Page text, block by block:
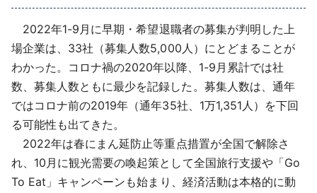
English
2022年1-9月に早期・希望退職者の募集が判明した上
場企業は、33社（募集人数5,000人）にとどまることが
わかった。コロナ禍の2020年以降、1-9月累計では社
数、募集人数ともに最少を記録した。募集人数は、通年
ではコロナ前の2019年（通年35社、1万1,351人）を下回
る可能性も出てきた。
2022年は春にまん延防止等重点措置が全国で解除さ
れ、10月に観光需要の喚起策として全国旅行支援や「Go
To Eat」キャンペーンも始まり、経済活動は本格的に動